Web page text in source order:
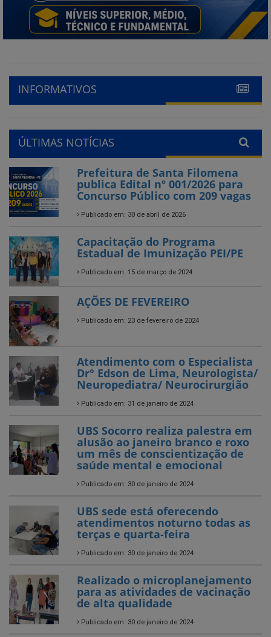
INFORMATIVOS
ÚLTIMAS NOTÍCIAS
Prefeitura de Santa Filomena
publica Edital nº 001/2026 para
Concurso Público com 209 vagas
Publicado em: 30 de abril de 2026
Capacitação do Programa
Estadual de Imunização PEI/PE
Publicado em: 15 de março de 2024
AÇÕES DE FEVEREIRO
Publicado em: 23 de fevereiro de 2024
Atendimento com o Especialista
Dr° Edson de Lima, Neurologista/
Neuropediatra/ Neurocirurgião
Publicado em: 31 de janeiro de 2024
UBS Socorro realiza palestra em
alusão ao janeiro branco e roxo
um mês de conscientização de
saúde mental e emocional
Publicado em: 30 de janeiro de 2024
UBS sede está oferecendo
atendimentos noturno todas as
terças e quarta-feira
Publicado em: 30 de janeiro de 2024
Realizado o microplanejamento
para as atividades de vacinação
de alta qualidade
Publicado em: 30 de janeiro de 2024